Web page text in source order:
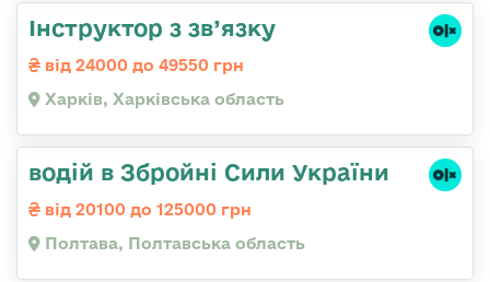
Інструктор з зв’язку
від 24000 до 49550 грн
Харків, Харківська область
водій в Збройні Сили України
від 20100 до 125000 грн
Полтава, Полтавська область